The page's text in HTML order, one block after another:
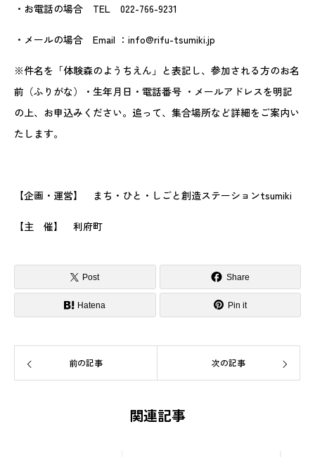
・お電話の場合 TEL 022-766-9231
・メールの場合 Email ：info@rifu-tsumiki.jp
※件名を「体験森のようちえん」と表記し、参加される方のお名
前（ふりがな）・生年月日・電話番号 ・メールアドレスを明記
の上、お申込みください。追って、集合場所など詳細をご案内い
たします。
【企画・運営】 まち・ひと・しごと創造ステーションtsumiki
【主 催】 利府町
Post Share
Hatena Pin it
前の記事 次の記事
関連記事